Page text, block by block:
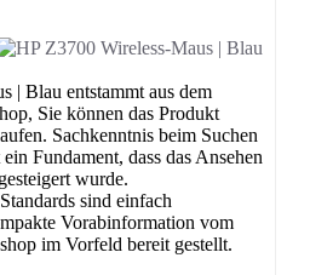
| Blau entstammt aus dem
Sie können das Produkt
Sachkenntnis beim Suchen
Fundament, dass das Ansehen
wurde.
sind einfach
Vorabinformation vom
im Vorfeld bereit gestellt.